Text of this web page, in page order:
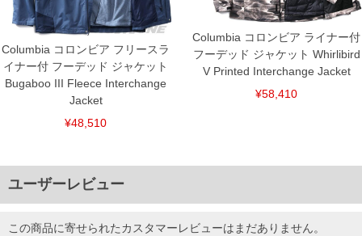
Columbia コロンビア フリースラ
イナー付 フーデッド ジャケット
Bugaboo III Fleece Interchange
Jacket
¥48,510
Columbia コロンビア ライナー付
フーデッド ジャケット Whirlibird
V Printed Interchange Jacket
¥58,410
ユーザーレビュー
この商品に寄せられたカスタマーレビューはまだありません。